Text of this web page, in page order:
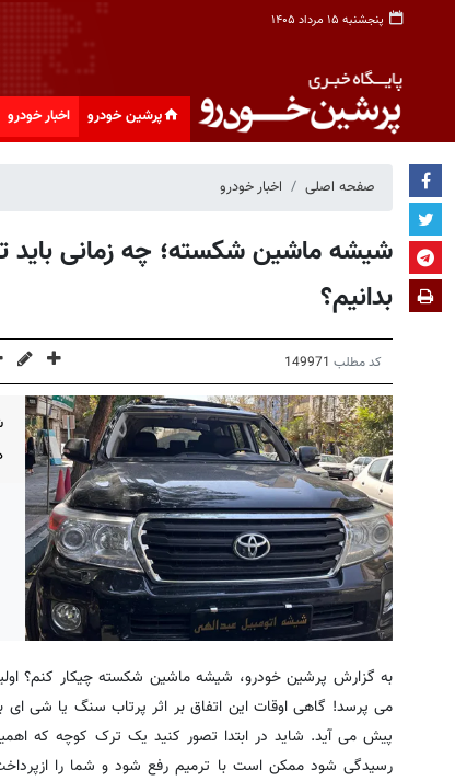
پنجشنبه ۱۵ مرداد ۱۴۰۵
پرشین خودرو اخبار خودرو
صفحه اصلی اخبار خودرو
شیشه ماشین شکسته؛ چه زمانی باید
بدانیم؟
کد مطلب 149971
به گزارش پرشین خودرو، شیشه ماشین شکسته چیکار کنم؟
می پرسد! گاهی اوقات این اتفاق بر اثر پرتاب سنگ یا شی
پیش می آید. شاید در ابتدا تصور کنید یک ترک کوچه که
رسیدگی شود ممکن است با ترمیم رفع شود و شما را